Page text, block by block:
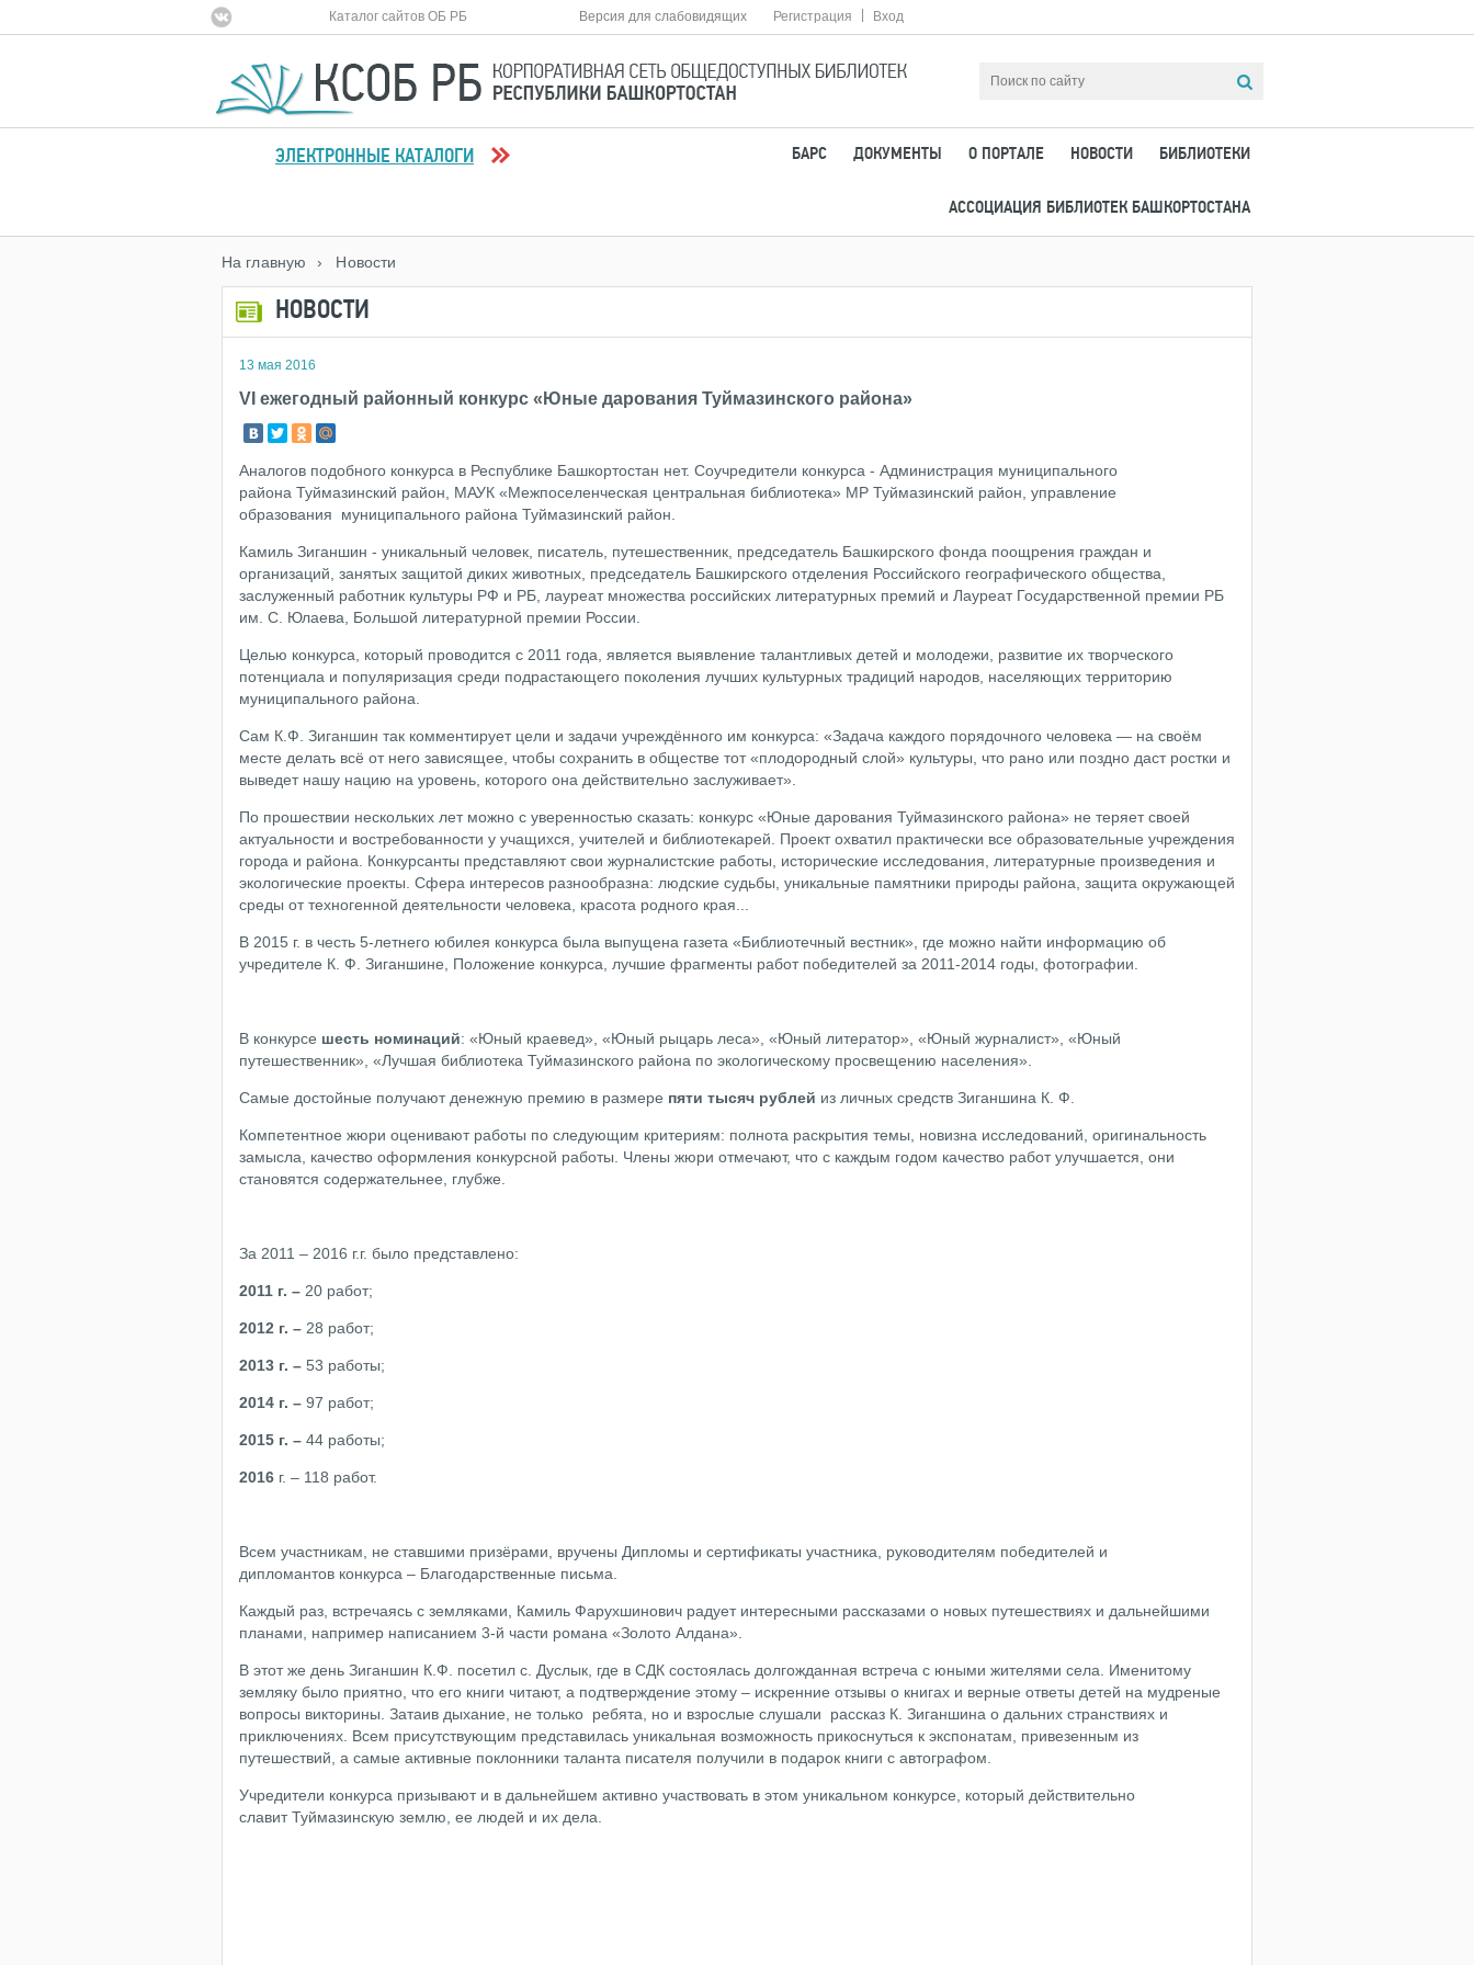
Каталог сайтов ОБ РБ Версия для слабовидящих Вход
Регистрация
ЭЛЕКТРОННЫЕ КАТАЛОГИ БИБЛИОТЕКИ
НОВОСТИ
О ПОРТАЛЕ
ДОКУМЕНТЫ
БАРС
АССОЦИАЦИЯ БИБЛИОТЕК БАШКОРТОСТАНА
На главную › Новости
НОВОСТИ
13 мая 2016
VI ежегодный районный конкурс «Юные дарования Туймазинского района»
Аналогов подобного конкурса в Республике Башкортостан нет. Соучредители конкурса - Администрация муниципального
района Туймазинский район, МАУК «Межпоселенческая центральная библиотека» МР Туймазинский район, управление
образования муниципального района Туймазинский район.
Камиль Зиганшин - уникальный человек, писатель, путешественник, председатель Башкирского фонда поощрения граждан и
организаций, занятых защитой диких животных, председатель Башкирского отделения Российского географического общества,
заслуженный работник культуры РФ и РБ, лауреат множества российских литературных премий и Лауреат Государственной премии РБ
им. С. Юлаева, Большой литературной премии России.
Целью конкурса, который проводится с 2011 года, является выявление талантливых детей и молодежи, развитие их творческого
потенциала и популяризация среди подрастающего поколения лучших культурных традиций народов, населяющих территорию
муниципального района.
Сам К.Ф. Зиганшин так комментирует цели и задачи учреждённого им конкурса: «Задача каждого порядочного человека — на своём
месте делать всё от него зависящее, чтобы сохранить в обществе тот «плодородный слой» культуры, что рано или поздно даст ростки и
выведет нашу нацию на уровень, которого она действительно заслуживает».
По прошествии нескольких лет можно с уверенностью сказать: конкурс «Юные дарования Туймазинского района» не теряет своей
актуальности и востребованности у учащихся, учителей и библиотекарей. Проект охватил практически все образовательные учреждения
города и района. Конкурсанты представляют свои журналистские работы, исторические исследования, литературные произведения и
экологические проекты. Сфера интересов разнообразна: людские судьбы, уникальные памятники природы района, защита окружающей
среды от техногенной деятельности человека, красота родного края...
В 2015 г. в честь 5-летнего юбилея конкурса была выпущена газета «Библиотечный вестник», где можно найти информацию об
учредителе К. Ф. Зиганшине, Положение конкурса, лучшие фрагменты работ победителей за 2011-2014 годы, фотографии.
В конкурсе шесть номинаций: «Юный краевед», «Юный рыцарь леса», «Юный литератор», «Юный журналист», «Юный
путешественник», «Лучшая библиотека Туймазинского района по экологическому просвещению населения».
Самые достойные получают денежную премию в размере пяти тысяч рублей из личных средств Зиганшина К. Ф.
Компетентное жюри оценивают работы по следующим критериям: полнота раскрытия темы, новизна исследований, оригинальность
замысла, качество оформления конкурсной работы. Члены жюри отмечают, что с каждым годом качество работ улучшается, они
становятся содержательнее, глубже.
За 2011 – 2016 г.г. было представлено:
2011 г. – 20 работ;
2012 г. – 28 работ;
2013 г. – 53 работы;
2014 г. – 97 работ;
2015 г. – 44 работы;
2016 г. – 118 работ.
Всем участникам, не ставшими призёрами, вручены Дипломы и сертификаты участника, руководителям победителей и
дипломантов конкурса – Благодарственные письма.
Каждый раз, встречаясь с земляками, Камиль Фарухшинович радует интересными рассказами о новых путешествиях и дальнейшими
планами, например написанием 3-й части романа «Золото Алдана».
В этот же день Зиганшин К.Ф. посетил с. Дуслык, где в СДК состоялась долгожданная встреча с юными жителями села. Именитому
земляку было приятно, что его книги читают, а подтверждение этому – искренние отзывы о книгах и верные ответы детей на мудреные
вопросы викторины. Затаив дыхание, не только ребята, но и взрослые слушали рассказ К. Зиганшина о дальних странствиях и
приключениях. Всем присутствующим представилась уникальная возможность прикоснуться к экспонатам, привезенным из
путешествий, а самые активные поклонники таланта писателя получили в подарок книги с автографом.
Учредители конкурса призывают и в дальнейшем активно участвовать в этом уникальном конкурсе, который действительно
славит Туймазинскую землю, ее людей и их дела.